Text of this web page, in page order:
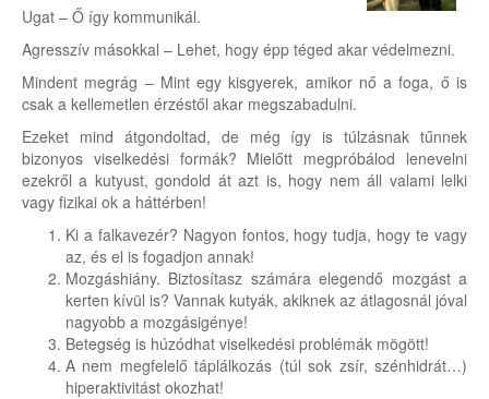
Ugat – Ő így kommunikál.
Agresszív másokkal – Lehet, hogy épp téged akar védelmezni.
Mindent megrág – Mint egy kisgyerek, amikor nő a foga, ő is
csak a kellemetlen érzéstől akar megszabadulni.
Ezeket mind átgondoltad, de még így is túlzásnak tűnnek
bizonyos viselkedési formák? Mielőtt megpróbálod lenevelni
ezekről a kutyust, gondold át azt is, hogy nem áll valami lelki
vagy fizikai ok a háttérben!
Ki a falkavezér? Nagyon fontos, hogy tudja, hogy te vagy
az, és el is fogadjon annak!
Mozgáshiány. Biztosítasz számára elegendő mozgást a
kerten kívül is? Vannak kutyák, akiknek az átlagosnál jóval
nagyobb a mozgásigénye!
Betegség is húzódhat viselkedési problémák mögött!
A nem megfelelő táplálkozás (túl sok zsír, szénhidrát…)
hiperaktivitást okozhat!